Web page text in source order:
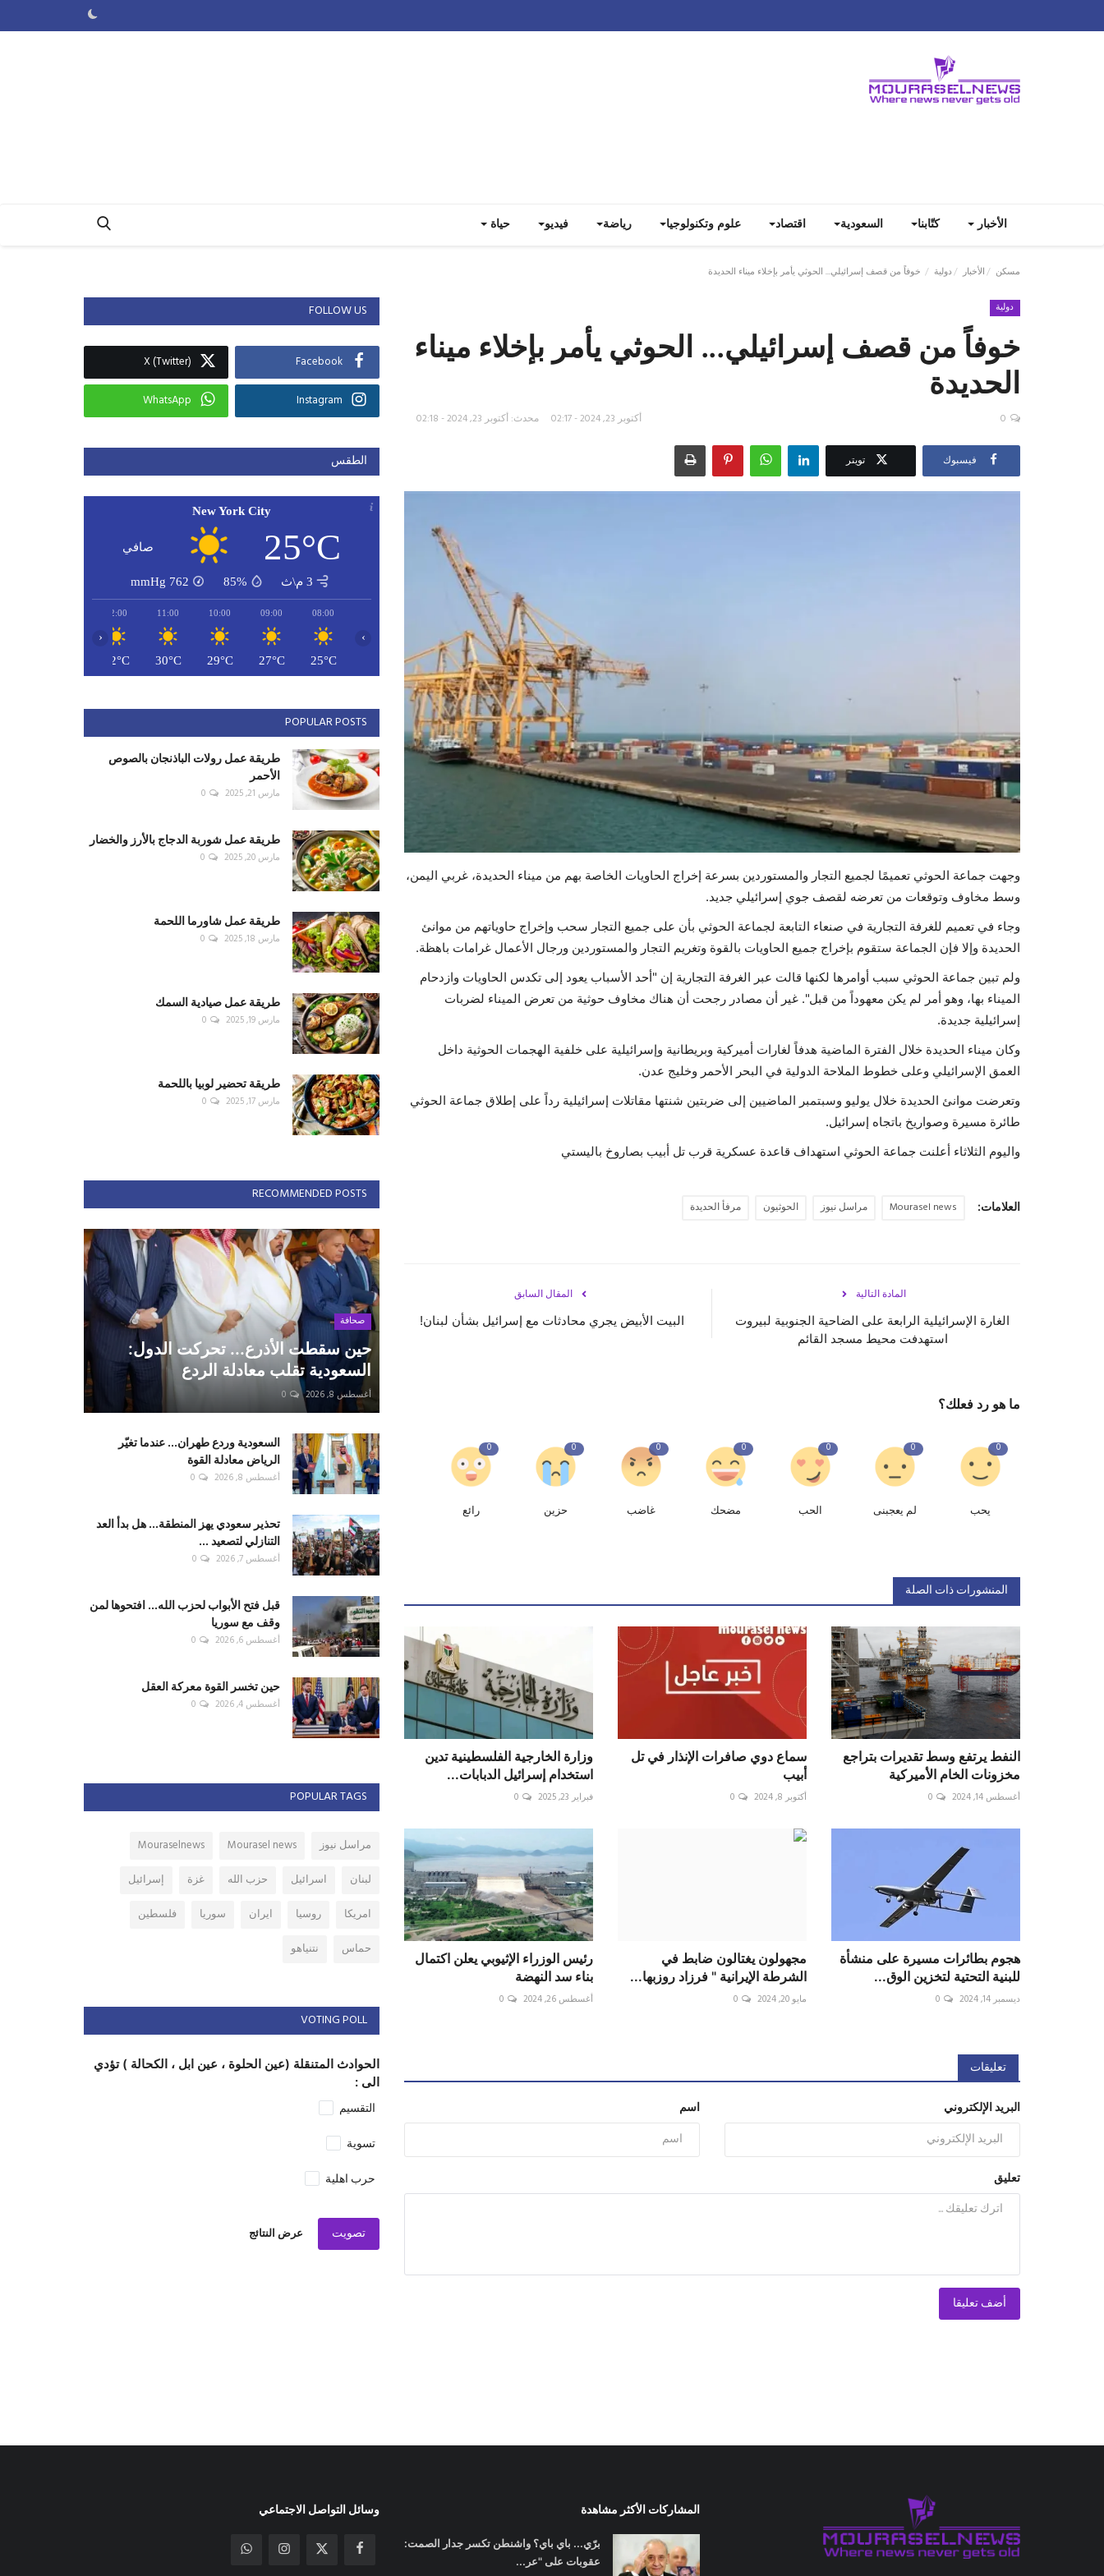
الأخبار كتّابنا السعودية اقتصاد علوم وتكنولوجيا رياضة فيديو حياة
مسكن الأخبار دولية خوفاً من قصف إسرائيلي... الحوثي يأمر بإخلاء ميناء الحديدة
دولية
خوفاً من قصف إسرائيلي... الحوثي يأمر بإخلاء ميناء
الحديدة
أكتوبر 23, 2024 - 02:17 محدث: أكتوبر 23, 2024 - 02:18 0
فيسبوك تويتر
وجهت جماعة الحوثي تعميمًا لجميع التجار والمستوردين بسرعة إخراج الحاويات الخاصة بهم من ميناء الحديدة، غربي اليمن،
وسط مخاوف وتوقعات من تعرضه لقصف جوي إسرائيلي جديد.
وجاء في تعميم للغرفة التجارية في صنعاء التابعة لجماعة الحوثي بأن على جميع التجار سحب وإخراج حاوياتهم من موانئ
الحديدة وإلا فإن الجماعة ستقوم بإخراج جميع الحاويات بالقوة وتغريم التجار والمستوردين ورجال الأعمال غرامات باهظة.
ولم تبين جماعة الحوثي سبب أوامرها لكنها قالت عبر الغرفة التجارية إن "أحد الأسباب يعود إلى تكدس الحاويات وازدحام
الميناء بها، وهو أمر لم يكن معهوداً من قبل". غير أن مصادر رجحت أن هناك مخاوف حوثية من تعرض الميناء لضربات
إسرائيلية جديدة.
وكان ميناء الحديدة خلال الفترة الماضية هدفاً لغارات أميركية وبريطانية وإسرائيلية على خلفية الهجمات الحوثية داخل
العمق الإسرائيلي وعلى خطوط الملاحة الدولية في البحر الأحمر وخليج عدن.
وتعرضت موانئ الحديدة خلال يوليو وسبتمبر الماضيين إلى ضربتين شنتها مقاتلات إسرائيلية رداً على إطلاق جماعة الحوثي
طائرة مسيرة وصواريخ باتجاه إسرائيل.
واليوم الثلاثاء أعلنت جماعة الحوثي استهداف قاعدة عسكرية قرب تل أبيب بصاروخ باليستي
العلامات: Mourasel news مراسل نيوز الحوثيون مرفأ الحديدة
المقال السابق
البيت الأبيض يجري محادثات مع إسرائيل بشأن لبنان!
المادة التالية
الغارة الإسرائيلية الرابعة على الضاحية الجنوبية لبيروت
استهدفت محيط مسجد القائم
ما هو رد فعلك؟
0
يحب
0
لم يعجبنى
0
الحب
0
مضحك
0
غاضب
0
حزين
0
رائع
المنشورات ذات الصلة
النفط يرتفع وسط تقديرات بتراجع
مخزونات الخام الأميركية
أغسطس 14, 2024 0
سماع دوي صافرات الإنذار في تل
أبيب
أكتوبر 8, 2024 0
وزارة الخارجية الفلسطينية تدين
استخدام إسرائيل الدبابات...
فبراير 23, 2025 0
هجوم بطائرات مسيرة على منشأة
للبنية التحتية لتخزين الوق...
ديسمبر 14, 2024 0
مجهولون يغتالون ضابط في
الشرطة الإيرانية " فرزاد روزبها...
مايو 20, 2024 0
رئيس الوزراء الإثيوبي يعلن اكتمال
بناء سد النهضة
أغسطس 26, 2024 0
تعليقات
اسم البريد الإلكتروني
تعليق
أضف تعليقا
FOLLOW US
Facebook
X (Twitter)
Instagram
WhatsApp
الطقس
New York City
25°C صافي
3 م\ث 85%
762
mmHg
08:00
25°C
09:00
27°C
10:00
29°C
11:00
30°C
12:00
32°C
‹ ›
POPULAR POSTS
طريقة عمل رولات الباذنجان بالصوص
الأحمر
مارس 21, 2025 0
طريقة عمل شوربة الدجاج بالأرز والخضار
مارس 20, 2025 0
طريقة عمل شاورما اللحمة
مارس 18, 2025 0
طريقة عمل صيادية السمك
مارس 19, 2025 0
طريقة تحضير لوبيا باللحمة
مارس 17, 2025 0
RECOMMENDED POSTS
صحافة
حين سقطت الأذرع... تحركت الدول:
السعودية تقلب معادلة الردع
أغسطس 8, 2026 0
السعودية وردع طهران... عندما تغيّر
الرياض معادلة القوة
أغسطس 8, 2026 0
تحذير سعودي يهز المنطقة... هل بدأ العد
التنازلي لتصعيد ...
أغسطس 7, 2026 0
قبل فتح الأبواب لحزب الله... افتحوها لمن
وقف مع سوريا
أغسطس 6, 2026 0
حين تخسر القوة معركة العقل
أغسطس 4, 2026 0
POPULAR TAGS
مراسل نيوز Mourasel news
Mouraselnews
لبنان
اسرائيل حزب الله غزة
إسرائيل
امريكا
روسيا ايران سوريا
فلسطين
حماس
نتنياهو
VOTING POLL
الحوادث المتنقلة (عين الحلوة ، عين ابل ، الكحالة ) تؤدي
الى :
التقسيم
تسوية
حرب اهلية
تصويت عرض النتائج
المشاركات الأكثر مشاهدة
برّي... باي باي؟ واشنطن تكسر جدار الصمت:
عقوبات على "عر...
وسائل التواصل الاجتماعي